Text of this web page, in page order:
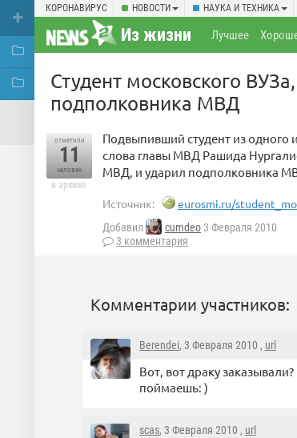
КОРОНАВИРУС НОВОСТИ НАУКА И ТЕХНИКА
Из жизни Лучшее
Студент московского
подполковника МВД
отметили
11
человек
в архиве
Подвыпивший студент из одного
слова главы МВД Рашида
МВД, и ударил подполковника
Источник: eurosmi.ru/
Добавил cumdeo 3 Февраля 2010
3 комментария
Комментарии участников:
Berendei, 3 Февраля 2010 , url
Вот, вот драку
поймаешь: )
scas, 3 Февраля 2010 , url